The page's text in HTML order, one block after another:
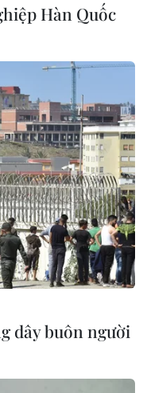
AI
Hàn Quốc
dây buôn người